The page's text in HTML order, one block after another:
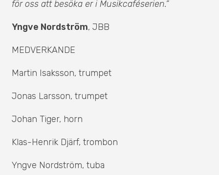
för oss att besöka er i Musikcaféserien.”
Yngve Nordström, JBB
MEDVERKANDE
Martin Isaksson, trumpet
Jonas Larsson, trumpet
Johan Tiger, horn
Klas-Henrik Djärf, trombon
Yngve Nordström, tuba